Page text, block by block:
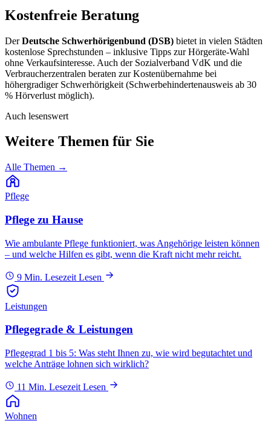
Kostenfreie Beratung
DerDeutsche Schwerhörigenbund (DSB) bietet in vielen Städten
kostenlose Sprechstunden – inklusive Tipps zur Hörgeräte-Wahl
ohne Verkaufsinteresse. Auch der Sozialverband VdK und die
Verbraucherzentralen beraten zur Kostenübernahme bei
höhergradiger Schwerhörigkeit (Schwerbehindertenausweis ab 30
% Hörverlust möglich).
Auch lesenswert
Weitere Themen für Sie
Alle Themen →
Pflege
Pflege zu Hause
Wie ambulante Pflege funktioniert, was Angehörige leisten können
– und welche Hilfen es gibt, wenn die Kraft nicht mehr reicht.
9 Min. Lesezeit Lesen
Leistungen
Pflegegrade & Leistungen
Pflegegrad 1 bis 5: Was steht Ihnen zu, wie wird begutachtet und
welche Anträge lohnen sich wirklich?
11 Min. Lesezeit Lesen
Wohnen